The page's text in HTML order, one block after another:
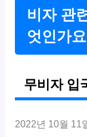
비자 관
엇인가
무비자 입
2022년 10월 11